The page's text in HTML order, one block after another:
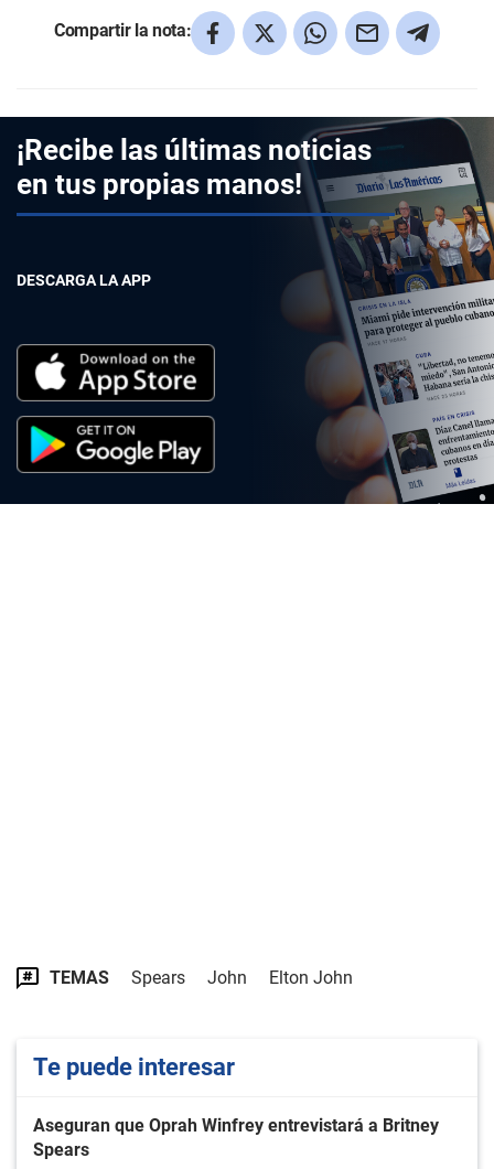
Compartir la nota:
¡Recibe las últimas noticias
en tus propias manos!
DESCARGA LA APP
TEMAS Spears John Elton John
Te puede interesar
Aseguran que Oprah Winfrey entrevistará a Britney
Spears